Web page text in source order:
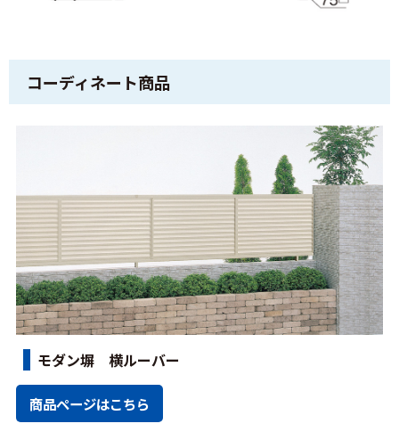
コーディネート商品
モダン塀 横ルーバー
商品ページはこちら